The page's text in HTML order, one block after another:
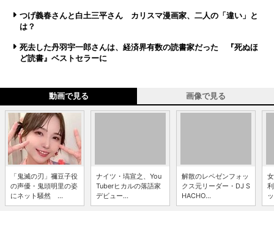
つげ義春さんと白土三平さん カリスマ漫画家、二人の「違い」と
は？
死去した丹羽宇一郎さんは、経済界有数の読書家だった 『死ぬほ
ど読書』ベストセラーに
動画で見る 画像で見る
「鬼滅の刃」禰豆子役
の声優・鬼頭明里の姿
にネット騒然 ...
ナイツ・塙宣之、You
Tuberヒカルの落語家
デビュー...
解散のレペゼンフォッ
クス元リーダー・DJ S
HACHO...